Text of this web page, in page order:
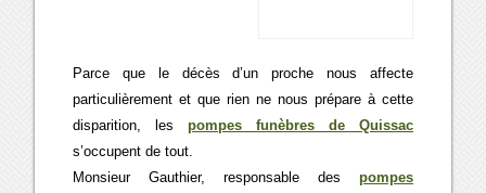
Parce que le décès d’un proche nous affecte
particulièrement et que rien ne nous prépare à cette
disparition, lespompes funèbres de Quissac
s’occupent de tout.
Monsieur Gauthier, responsable des pompes